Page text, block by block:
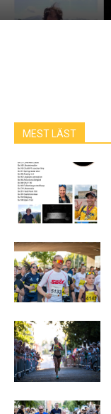
MEST LÄST